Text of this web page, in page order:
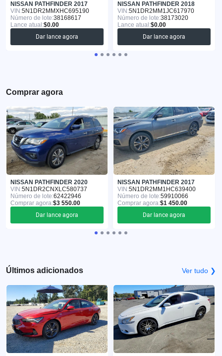
NISSAN PATHFINDER 2017
VIN:5N1DR2MMXHC695190
Número de lote:38168617
Lance atual:$0.00
Dar lance agora
NISSAN PATHFINDER 2018
VIN:5N1DR2MM1JC617970
Número de lote:38173020
Lance atual:$0.00
Dar lance agora
Comprar agora
NISSAN PATHFINDER 2020
VIN:5N1DR2CNXLC580737
Número de lote:62422946
Comprar agora:$3 550.00
Dar lance agora
NISSAN PATHFINDER 2017
VIN:5N1DR2MM1HC639400
Número de lote:59910066
Comprar agora:$1 450.00
Dar lance agora
Últimos adicionados Ver tudo ❯